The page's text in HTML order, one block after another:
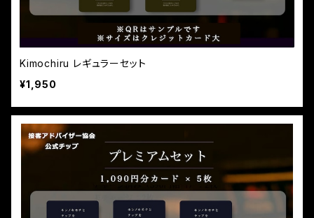
Kimochiru レギュラーセット
¥1,950